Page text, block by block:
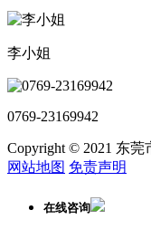
李小姐
0769-23169942
Copyright © 2021 东
网站地图 免责声明
在线咨询